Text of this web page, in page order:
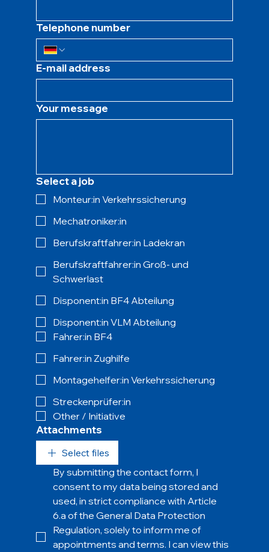
Telephone number
E-mail address
Your message
Select a job
Monteur:in Verkehrssicherung
Mechatroniker:in
Berufskraftfahrer:in Ladekran
Berufskraftfahrer:in Groß- und
Schwerlast
Disponent:in BF4 Abteilung
Disponent:in VLM Abteilung
Fahrer:in BF4
Fahrer:in Zughilfe
Montagehelfer:in Verkehrssicherung
Streckenprüfer:in
Other / Initiative
Attachments
Select files
By submitting the contact form, I
consent to my data being stored and
used, in strict compliance with Article
6.a of the General Data Protection
Regulation, solely to inform me of
appointments and terms. I can view this